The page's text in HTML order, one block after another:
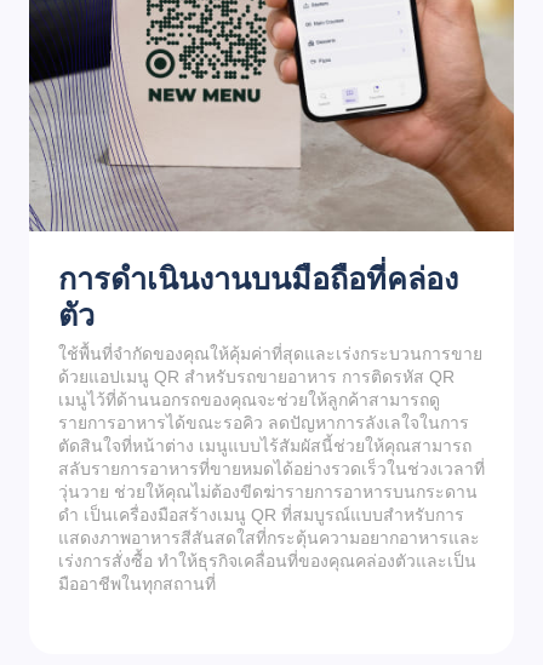
การดำเนินงานบนมือถือที่คล่อง
ตัว
ใช้พื้นที่จำกัดของคุณให้คุ้มค่าที่สุดและเร่งกระบวนการขาย
ด้วยแอปเมนู QR สำหรับรถขายอาหาร การติดรหัส QR
เมนูไว้ที่ด้านนอกรถของคุณจะช่วยให้ลูกค้าสามารถดู
รายการอาหารได้ขณะรอคิว ลดปัญหาการลังเลใจในการ
ตัดสินใจที่หน้าต่าง เมนูแบบไร้สัมผัสนี้ช่วยให้คุณสามารถ
สลับรายการอาหารที่ขายหมดได้อย่างรวดเร็วในช่วงเวลาที่
วุ่นวาย ช่วยให้คุณไม่ต้องขีดฆ่ารายการอาหารบนกระดาน
ดำ เป็นเครื่องมือสร้างเมนู QR ที่สมบูรณ์แบบสำหรับการ
แสดงภาพอาหารสีสันสดใสที่กระตุ้นความอยากอาหารและ
เร่งการสั่งซื้อ ทำให้ธุรกิจเคลื่อนที่ของคุณคล่องตัวและเป็น
มืออาชีพในทุกสถานที่